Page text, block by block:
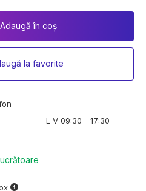
Adaugă în coș
la favorite
L-V 09:30 - 17:30